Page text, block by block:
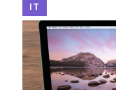
IT